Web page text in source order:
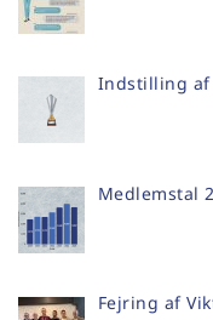
Indstilling af
Medlemstal
Fejring af